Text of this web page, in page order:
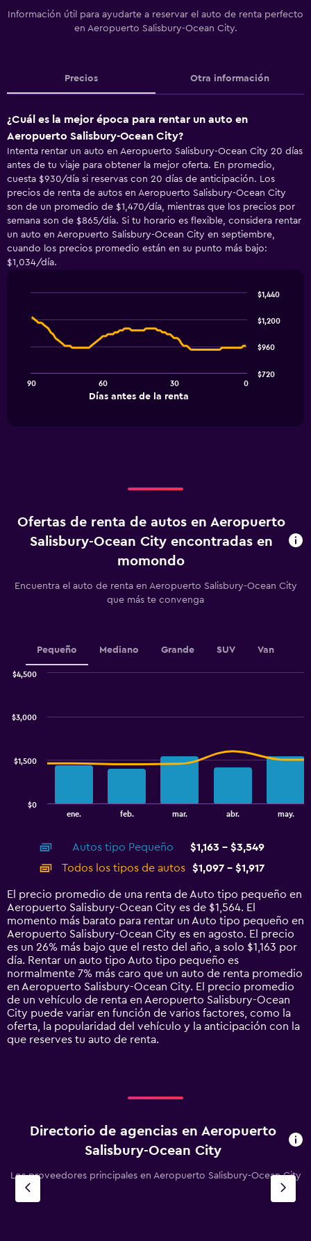
Información útil para ayudarte a reservar el auto de renta perfecto
en Aeropuerto Salisbury-Ocean City.
Precios Otra información
¿Cuál es la mejor época para rentar un auto en
Aeropuerto Salisbury-Ocean City?
Intenta rentar un auto en Aeropuerto Salisbury-Ocean City 20 días
antes de tu viaje para obtener la mejor oferta. En promedio,
cuesta $930/día si reservas con 20 días de anticipación. Los
precios de renta de autos en Aeropuerto Salisbury-Ocean City
son de un promedio de $1,470/día, mientras que los precios por
semana son de $865/día. Si tu horario es flexible, considera rentar
un auto en Aeropuerto Salisbury-Ocean City en septiembre,
cuando los precios promedio están en su punto más bajo:
$1,034/día.
chart
The
la
renta.
Range:
The
axis
displaying
values.
to
graphic.
Días antes de la renta
90 60 30 0
$720
$960
$1,200
$1,440
Ofertas de renta de autos en Aeropuerto
Salisbury-Ocean City encontradas en
momondo
Encuentra el auto de renta en Aeropuerto Salisbury-Ocean City
que más te convenga
Pequeño Mediano Grande SUV Van
displaying
categories.
Range:
14
categories.
The
chart
has
1
Y
axis
displaying
values.
Range:
0
to
ene. feb. mar. abr. may.
$0
$1,500
$3,000
$4,500
Autos tipo Pequeño
$1,163 - $3,549
Todos los tipos de autos
$1,097 - $1,917
El precio promedio de una renta de Auto tipo pequeño en
Aeropuerto Salisbury-Ocean City es de $1,564. El
momento más barato para rentar un Auto tipo pequeño en
Aeropuerto Salisbury-Ocean City es en agosto. El precio
es un 26% más bajo que el resto del año, a solo $1,163 por
día. Rentar un auto tipo Auto tipo pequeño es
normalmente 7% más caro que un auto de renta promedio
en Aeropuerto Salisbury-Ocean City. El precio promedio
de un vehículo de renta en Aeropuerto Salisbury-Ocean
City puede variar en función de varios factores, como la
oferta, la popularidad del vehículo y la anticipación con la
que reserves tu auto de renta.
Directorio de agencias en Aeropuerto
Salisbury-Ocean City
Los proveedores principales en Aeropuerto Salisbury-Ocean City